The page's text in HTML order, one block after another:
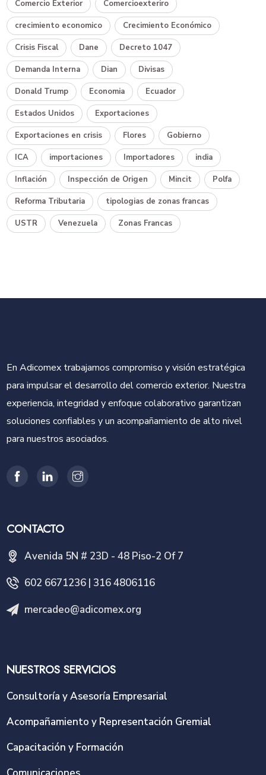
Comercio Exterior Comercioexteriro
crecimiento economico Crecimiento Económico
Crisis Fiscal Dane Decreto 1047
Demanda Interna Dian Divisas
Donald Trump Economia Ecuador
Estados Unidos Exportaciones
Exportaciones en crisis Flores Gobierno
ICA importaciones Importadores india
Inflación Inspección de Origen Mincit Polfa
Reforma Tributaria tipologias de zonas francas
USTR Venezuela Zonas Francas
En Adicomex trabajamos compromiso y visión estratégica
para impulsar el desarrollo del comercio exterior. Nuestra
experiencia, integridad y enfoque colaborativo garantizan
soluciones confiables y un acompañamiento de alto nivel
para nuestros asociados.
CONTACTO
Avenida 5N # 23D - 48 Piso-2 Of 7
602 6671236 | 316 4806116
mercadeo@adicomex.org
NUESTROS SERVICIOS
Consultoría y Asesoría Empresarial
Acompañamiento y Representación Gremial
Capacitación y Formación